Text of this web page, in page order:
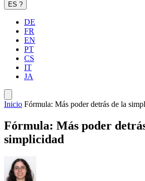
ES ?
DE
FR
EN
PT
CS
IT
JA
Inicio Fórmula: Más poder detrás de la
Fórmula: Más poder
simplicidad